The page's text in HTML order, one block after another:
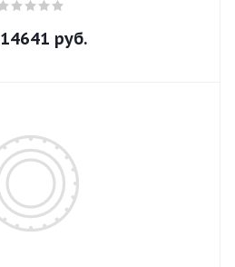
14641 руб.